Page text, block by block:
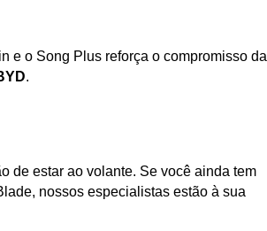
e o Song Plus reforça o compromisso da
.
de estar ao volante. Se você ainda tem
nossos especialistas estão à sua